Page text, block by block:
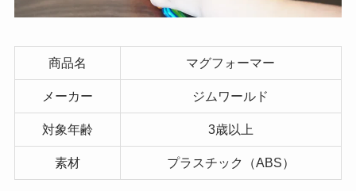
商品名 マグフォーマー
メーカー ジムワールド
対象年齢 3歳以上
素材 プラスチック（ABS）